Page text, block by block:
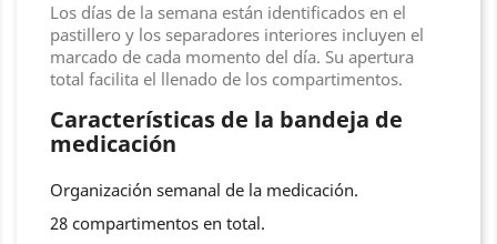
Los días de la semana están identificados en el
pastillero y los separadores interiores incluyen el
marcado de cada momento del día. Su apertura
total facilita el llenado de los compartimentos.
Características de la bandeja de
medicación
Organización semanal de la medicación.
28 compartimentos en total.